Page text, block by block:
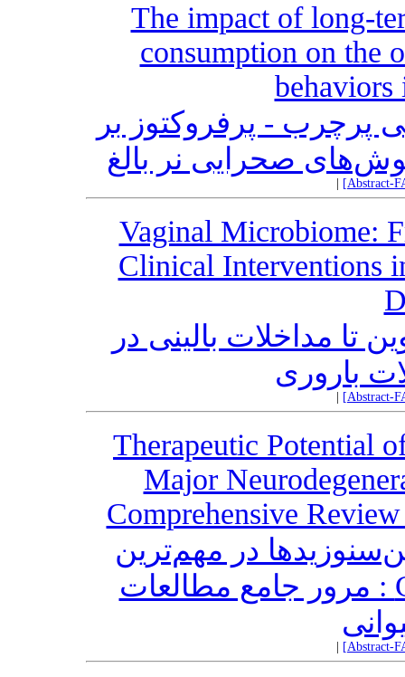
The impact of long-
consumption on the
behaviors
پرچرب - پرفروکتوز بر
صحرایی نر بالغ
[Abstract-
Vaginal Microbiome:
Clinical Interventions
تا مداخلات بالینی در
باروری
[Abstract-
Therapeutic Potential
Major
Comprehensive
در مهم‌ترین
بیماری‌های نورودژنراتیو وCNS : مرور جامع مطالعات
[Abstract-